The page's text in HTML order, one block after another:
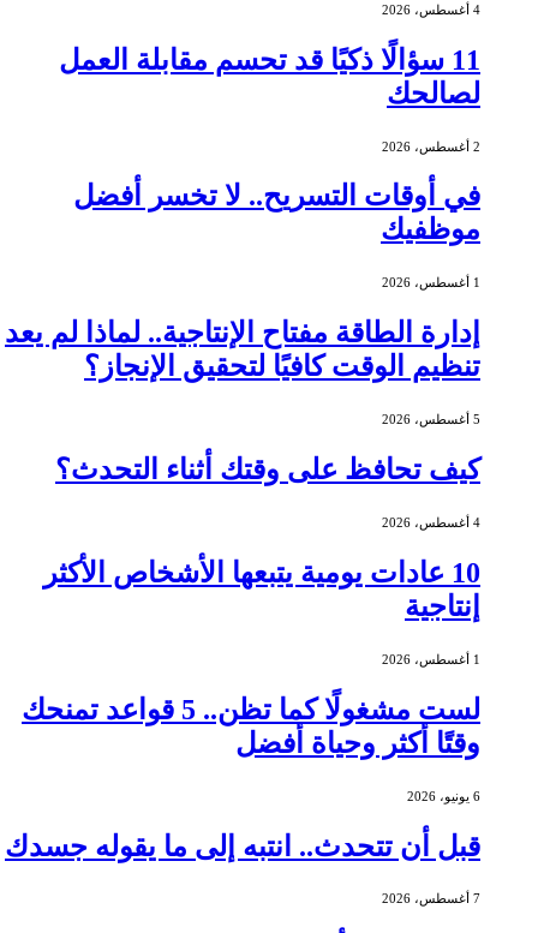
4 أغسطس، 2026
11 سؤالًا ذكيًا قد تحسم مقابلة العمل
لصالحك
2 أغسطس، 2026
في أوقات التسريح.. لا تخسر أفضل
موظفيك
1 أغسطس، 2026
إدارة الطاقة مفتاح الإنتاجية.. لماذا لم يعد
تنظيم الوقت كافيًا لتحقيق الإنجاز؟
5 أغسطس، 2026
كيف تحافظ على وقتك أثناء التحدث؟
4 أغسطس، 2026
10 عادات يومية يتبعها الأشخاص الأكثر
إنتاجية
1 أغسطس، 2026
لست مشغولًا كما تظن.. 5 قواعد تمنحك
وقتًا أكثر وحياة أفضل
6 يونيو، 2026
قبل أن تتحدث.. انتبه إلى ما يقوله جسدك
7 أغسطس، 2026